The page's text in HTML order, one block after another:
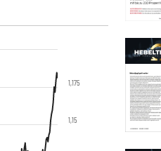
1,15
1,175